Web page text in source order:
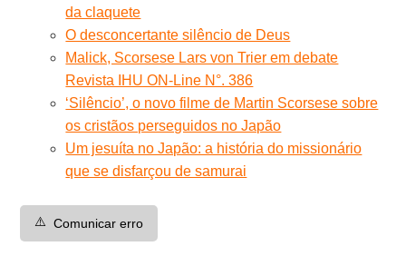
da claquete
O desconcertante silêncio de Deus
Malick, Scorsese Lars von Trier em debate
Revista IHU ON-Line N°. 386
‘Silêncio’, o novo filme de Martin Scorsese sobre
os cristãos perseguidos no Japão
Um jesuíta no Japão: a história do missionário
que se disfarçou de samurai
⚠️ Comunicar erro